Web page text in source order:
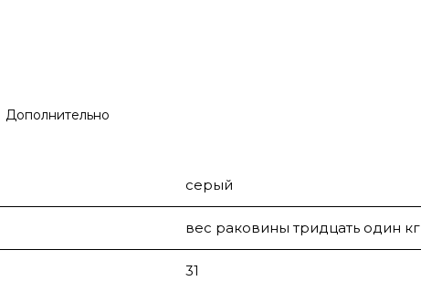
Дополнительно
серый
вес раковины тридцать один кг
31